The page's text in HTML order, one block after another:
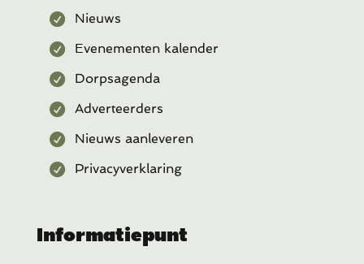
Nieuws
Evenementen kalender
Dorpsagenda
Adverteerders
Nieuws aanleveren
Privacyverklaring
Informatiepunt